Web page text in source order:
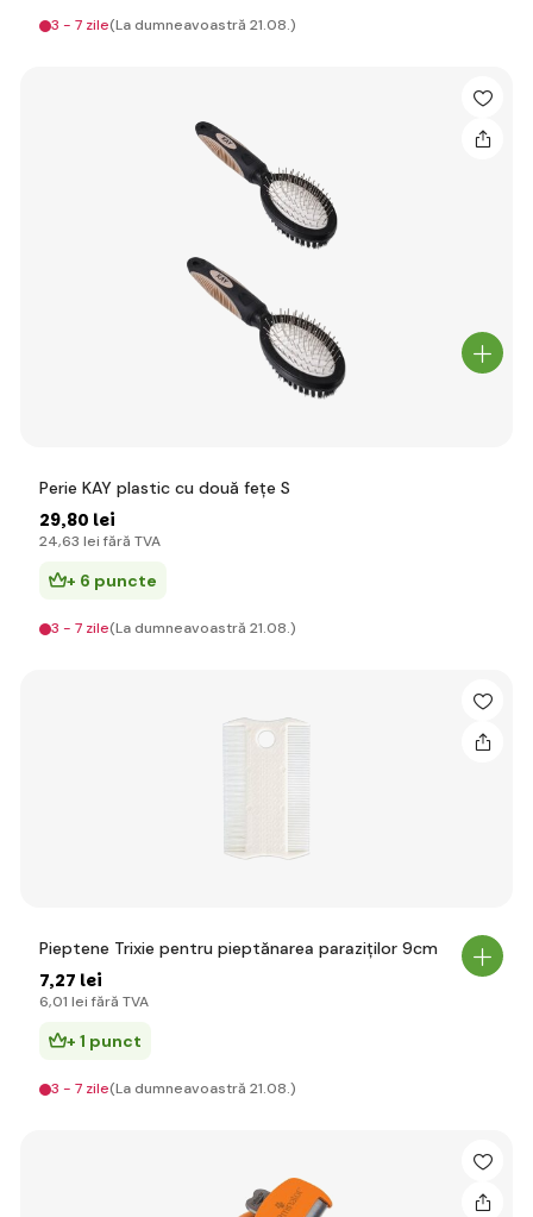
3 - 7 zile(La dumneavoastră 21.08.)
Perie KAY plastic cu două fețe S
29,80 lei
24,63 lei fără TVA
+ 6 puncte
3 - 7 zile(La dumneavoastră 21.08.)
Pieptene Trixie pentru pieptănarea paraziților 9cm
7,27 lei
6,01 lei fără TVA
+ 1 punct
3 - 7 zile(La dumneavoastră 21.08.)